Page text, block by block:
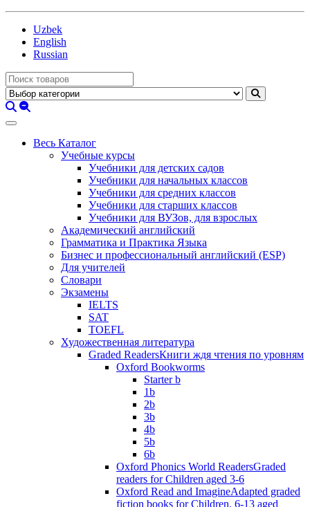
Uzbek
English
Russian
Весь Каталог
Учебные курсы
Учебники для детских садов
Учебники для начальных классов
Учебники для средних классов
Учебники для старших классов
Учебники для ВУЗов, для взрослых
Академический английский
Грамматика и Практика Языка
Бизнес и профессиональный английский (ESP)
Для учителей
Словари
Экзамены
IELTS
SAT
TOEFL
Художественная литература
Graded ReadersКниги ждя чтения по уровням
Oxford Bookworms
Starter b
1b
2b
3b
4b
5b
6b
Oxford Phonics World ReadersGraded
readers for Children aged 3-6
Oxford Read and ImagineAdapted graded
fiction books for Children. 6-13 aged